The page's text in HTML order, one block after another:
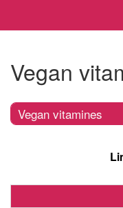
Vegan
Vegan vitamines